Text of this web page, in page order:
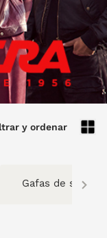
y ordenar
Gafas de sol